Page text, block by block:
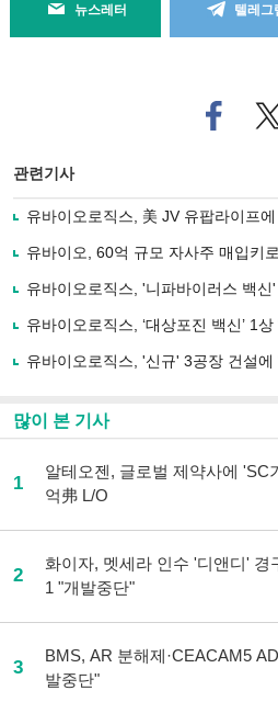
뉴스레터 텔레그
페
이
로
기
사
유
기
트
터
관련기사
유바이오로직스, 美 JV 유팝라이프
유바이오, 60억 규모 자사주 매입키
유바이오로직스, '니파바이러스 백
유바이오로직스, ‘대상포진 백신’ 1
유바이오로직스, '신규' 3공장 건설
많이 본 기사
1
알테오젠, 글로벌 제약사에 'SC
억弗 L/O
2
화이자, 멧세라 인수 '디앤디' 경
1 "개발중단"
3
BMS, AR 분해제·CEACAM5
발중단"